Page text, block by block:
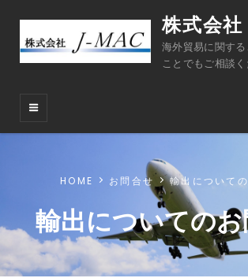
株式会
海外貿易に関す
ことでもご相談
HOME お問合せ 輸出について
輸出についての